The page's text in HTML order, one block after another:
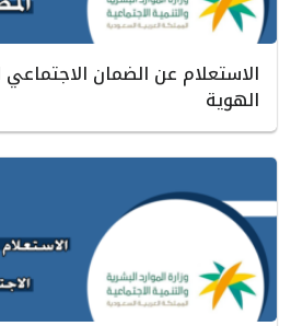
الاستعلام عن الضمان
الهوية